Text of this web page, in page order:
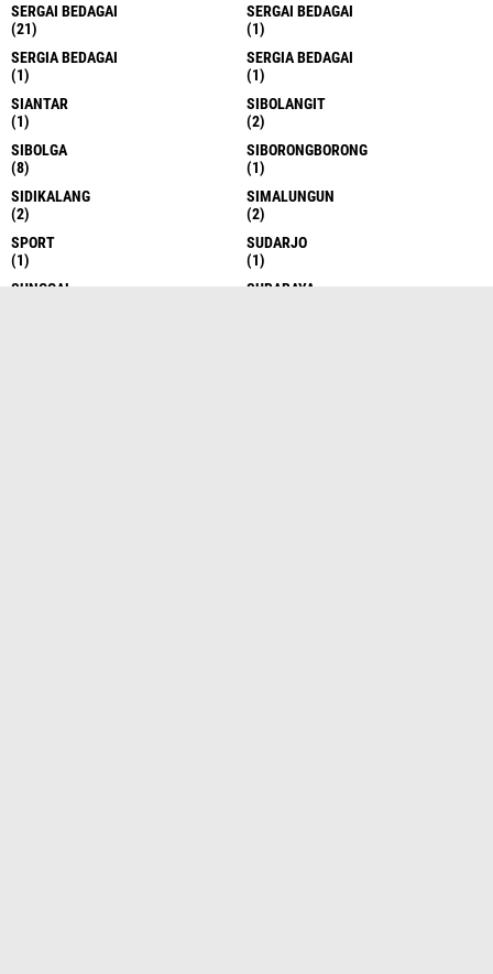
SERGAI BEDAGAI
(21)
SERGAI BEDAGAI
(1)
SERGIA BEDAGAI
(1)
SERGIA BEDAGAI
(1)
SIANTAR
(1)
SIBOLANGIT
(2)
SIBOLGA
(8)
SIBORONGBORONG
(1)
SIDIKALANG
(2)
SIMALUNGUN
(2)
SPORT
(1)
SUDARJO
(1)
SUNGGAL
SURABAYA